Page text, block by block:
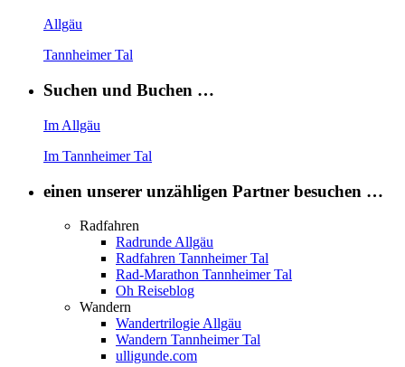
Allgäu
Tannheimer Tal
Suchen und Buchen …
Im Allgäu
Im Tannheimer Tal
einen unserer unzähligen Partner besuchen …
Radfahren
Radrunde Allgäu
Radfahren Tannheimer Tal
Rad-Marathon Tannheimer Tal
Oh Reiseblog
Wandern
Wandertrilogie Allgäu
Wandern Tannheimer Tal
ulligunde.com